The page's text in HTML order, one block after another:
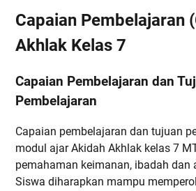
Capaian Pembelajaran
Akhlak Kelas 7
Capaian Pembelajaran dan
Pembelajaran
Capaian pembelajaran dan tujuan
modul ajar Akidah Akhlak kelas 7
pemahaman keimanan, ibadah dan
Siswa diharapkan mampu